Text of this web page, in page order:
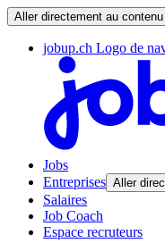
Aller directement au contenu
jobup.ch Logo de
Jobs
Entreprises Aller
Salaires
Job Coach
Espace recruteurs